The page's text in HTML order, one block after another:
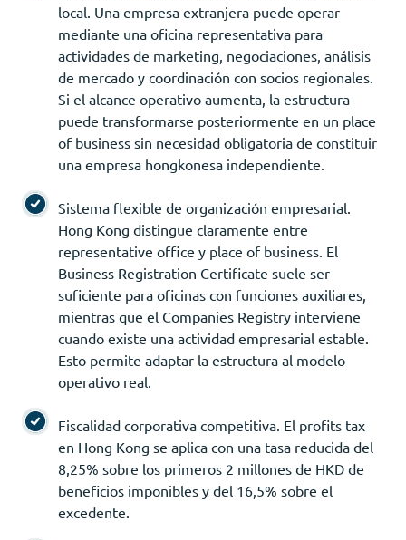
local. Una empresa extranjera puede operar
mediante una oficina representativa para
actividades de marketing, negociaciones, análisis
de mercado y coordinación con socios regionales.
Si el alcance operativo aumenta, la estructura
puede transformarse posteriormente en un place
of business sin necesidad obligatoria de constituir
una empresa hongkonesa independiente.
Sistema flexible de organización empresarial.
Hong Kong distingue claramente entre
representative office y place of business. El
Business Registration Certificate suele ser
suficiente para oficinas con funciones auxiliares,
mientras que el Companies Registry interviene
cuando existe una actividad empresarial estable.
Esto permite adaptar la estructura al modelo
operativo real.
Fiscalidad corporativa competitiva. El profits tax
en Hong Kong se aplica con una tasa reducida del
8,25% sobre los primeros 2 millones de HKD de
beneficios imponibles y del 16,5% sobre el
excedente.